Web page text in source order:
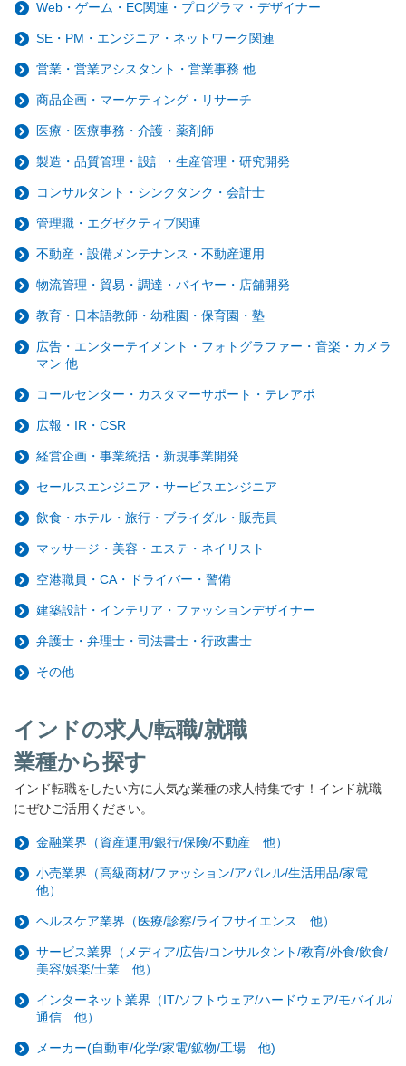
Web・ゲーム・EC関連・プログラマ・デザイナー
SE・PM・エンジニア・ネットワーク関連
営業・営業アシスタント・営業事務 他
商品企画・マーケティング・リサーチ
医療・医療事務・介護・薬剤師
製造・品質管理・設計・生産管理・研究開発
コンサルタント・シンクタンク・会計士
管理職・エグゼクティブ関連
不動産・設備メンテナンス・不動産運用
物流管理・貿易・調達・バイヤー・店舗開発
教育・日本語教師・幼稚園・保育園・塾
広告・エンターテイメント・フォトグラファー・音楽・カメラ
マン 他
コールセンター・カスタマーサポート・テレアポ
広報・IR・CSR
経営企画・事業統括・新規事業開発
セールスエンジニア・サービスエンジニア
飲食・ホテル・旅行・ブライダル・販売員
マッサージ・美容・エステ・ネイリスト
空港職員・CA・ドライバー・警備
建築設計・インテリア・ファッションデザイナー
弁護士・弁理士・司法書士・行政書士
その他
インドの求人/転職/就職
業種から探す
インド転職をしたい方に人気な業種の求人特集です！インド就職
にぜひご活用ください。
金融業界（資産運用/銀行/保険/不動産 他）
小売業界（高級商材/ファッション/アパレル/生活用品/家電
他）
ヘルスケア業界（医療/診察/ライフサイエンス 他）
サービス業界（メディア/広告/コンサルタント/教育/外食/飲食/
美容/娯楽/士業 他）
インターネット業界（IT/ソフトウェア/ハードウェア/モバイル/
通信 他）
メーカー(自動車/化学/家電/鉱物/工場 他)